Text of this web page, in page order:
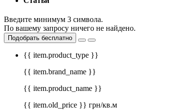
Введите минимум 3 символа.
По вашему запросу ничего не найдено.
Подобрать бесплатно
{{ item.product_type }}
{{ item.brand_name }}
{{ item.product_name }}
{{ item.old_price }} грн/кв.м